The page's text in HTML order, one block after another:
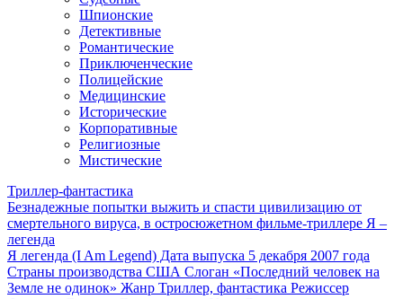
Шпионские
Детективные
Романтические
Приключенческие
Полицейские
Медицинские
Исторические
Корпоративные
Религиозные
Мистические
Триллер-фантастика
Безнадежные попытки выжить и спасти цивилизацию от
смертельного вируса, в остросюжетном фильме-триллере Я –
легенда
Я легенда (I Am Legend) Дата выпуска 5 декабря 2007 года
Страны производства США Слоган «Последний человек на
Земле не одинок» Жанр Триллер, фантастика Режиссер